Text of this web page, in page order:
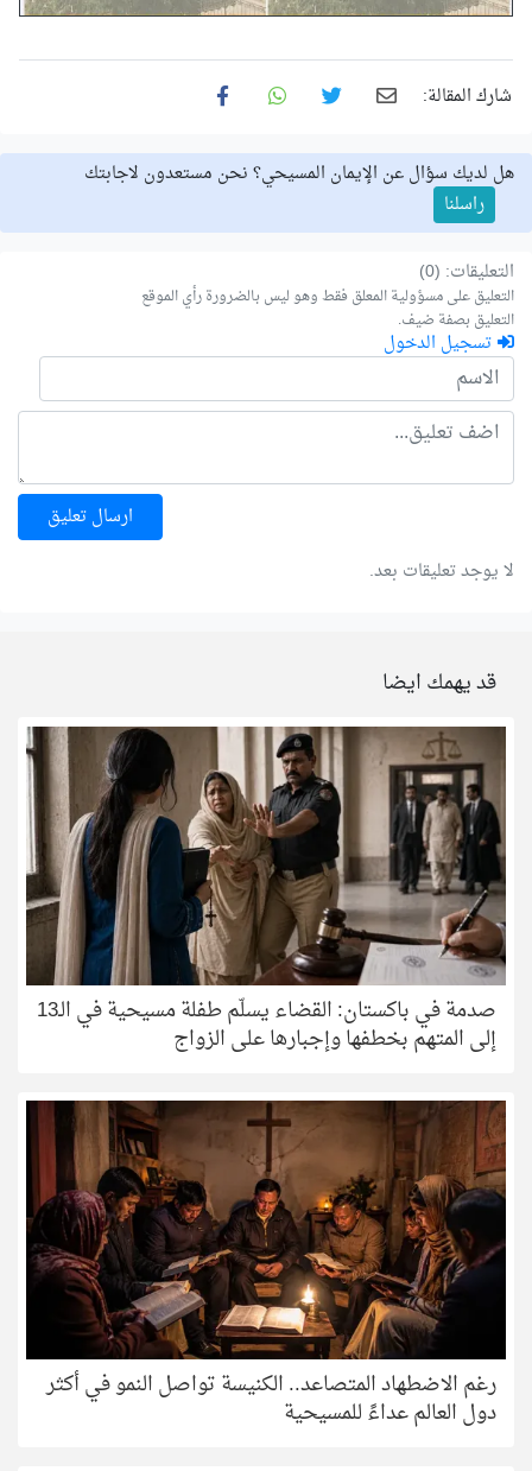
شارك المقالة:
هل لديك سؤال عن الإيمان المسيحي؟ نحن مستعدون لاجابتك
راسلنا
التعليقات: (0)
التعليق على مسؤولية المعلق فقط وهو ليس بالضرورة رأي الموقع
التعليق بصفة ضيف.
تسجيل الدخول
ارسال تعليق
لا يوجد تعليقات بعد.
قد يهمك ايضا
صدمة في باكستان: القضاء يسلّم طفلة مسيحية في الـ13
إلى المتهم بخطفها وإجبارها على الزواج
رغم الاضطهاد المتصاعد.. الكنيسة تواصل النمو في أكثر
دول العالم عداءً للمسيحية